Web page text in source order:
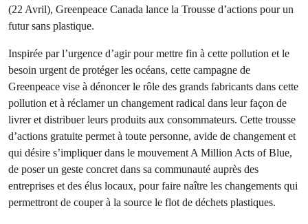
(22 Avril), Greenpeace Canada lance la Trousse d’actions pour un
futur sans plastique.
Inspirée par l’urgence d’agir pour mettre fin à cette pollution et le
besoin urgent de protéger les océans, cette campagne de
Greenpeace vise à dénoncer le rôle des grands fabricants dans cette
pollution et à réclamer un changement radical dans leur façon de
livrer et distribuer leurs produits aux consommateurs. Cette trousse
d’actions gratuite permet à toute personne, avide de changement et
qui désire s’impliquer dans le mouvement A Million Acts of Blue,
de poser un geste concret dans sa communauté auprès des
entreprises et des élus locaux, pour faire naître les changements qui
permettront de couper à la source le flot de déchets plastiques.